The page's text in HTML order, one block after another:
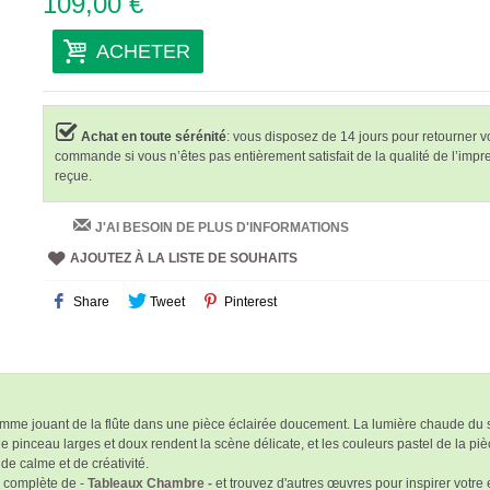
ACHETER
Achat en toute sérénité: vous disposez de 14 jours pour retourner
commande si vous n’êtes pas entièrement satisfait de la qualité de
reçue.
J'AI BESOIN DE PLUS D'INFORMATIONS
AJOUTEZ À LA LISTE DE SOUHAITS
Share Tweet Pinterest
jouant de la flûte dans une pièce éclairée doucement. La lumière chaude
pinceau larges et doux rendent la scène délicate, et les couleurs pastel de la
calme et de créativité.
complète de - Tableaux Chambre - et trouvez d'autres œuvres pour inspirer votre